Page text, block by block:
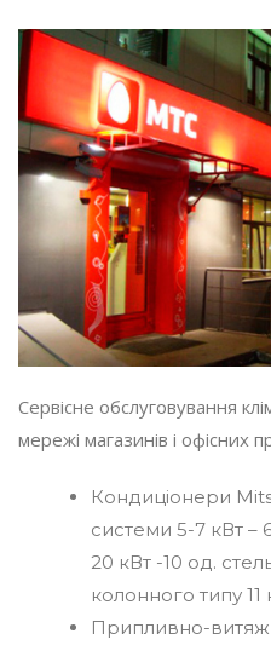
Сервісне обслуговування
мережі магазинів і офісних
Кондиціонери
системи 5-7 кВт –
20 кВт -10 од.
колонного типу 11
Припливно-